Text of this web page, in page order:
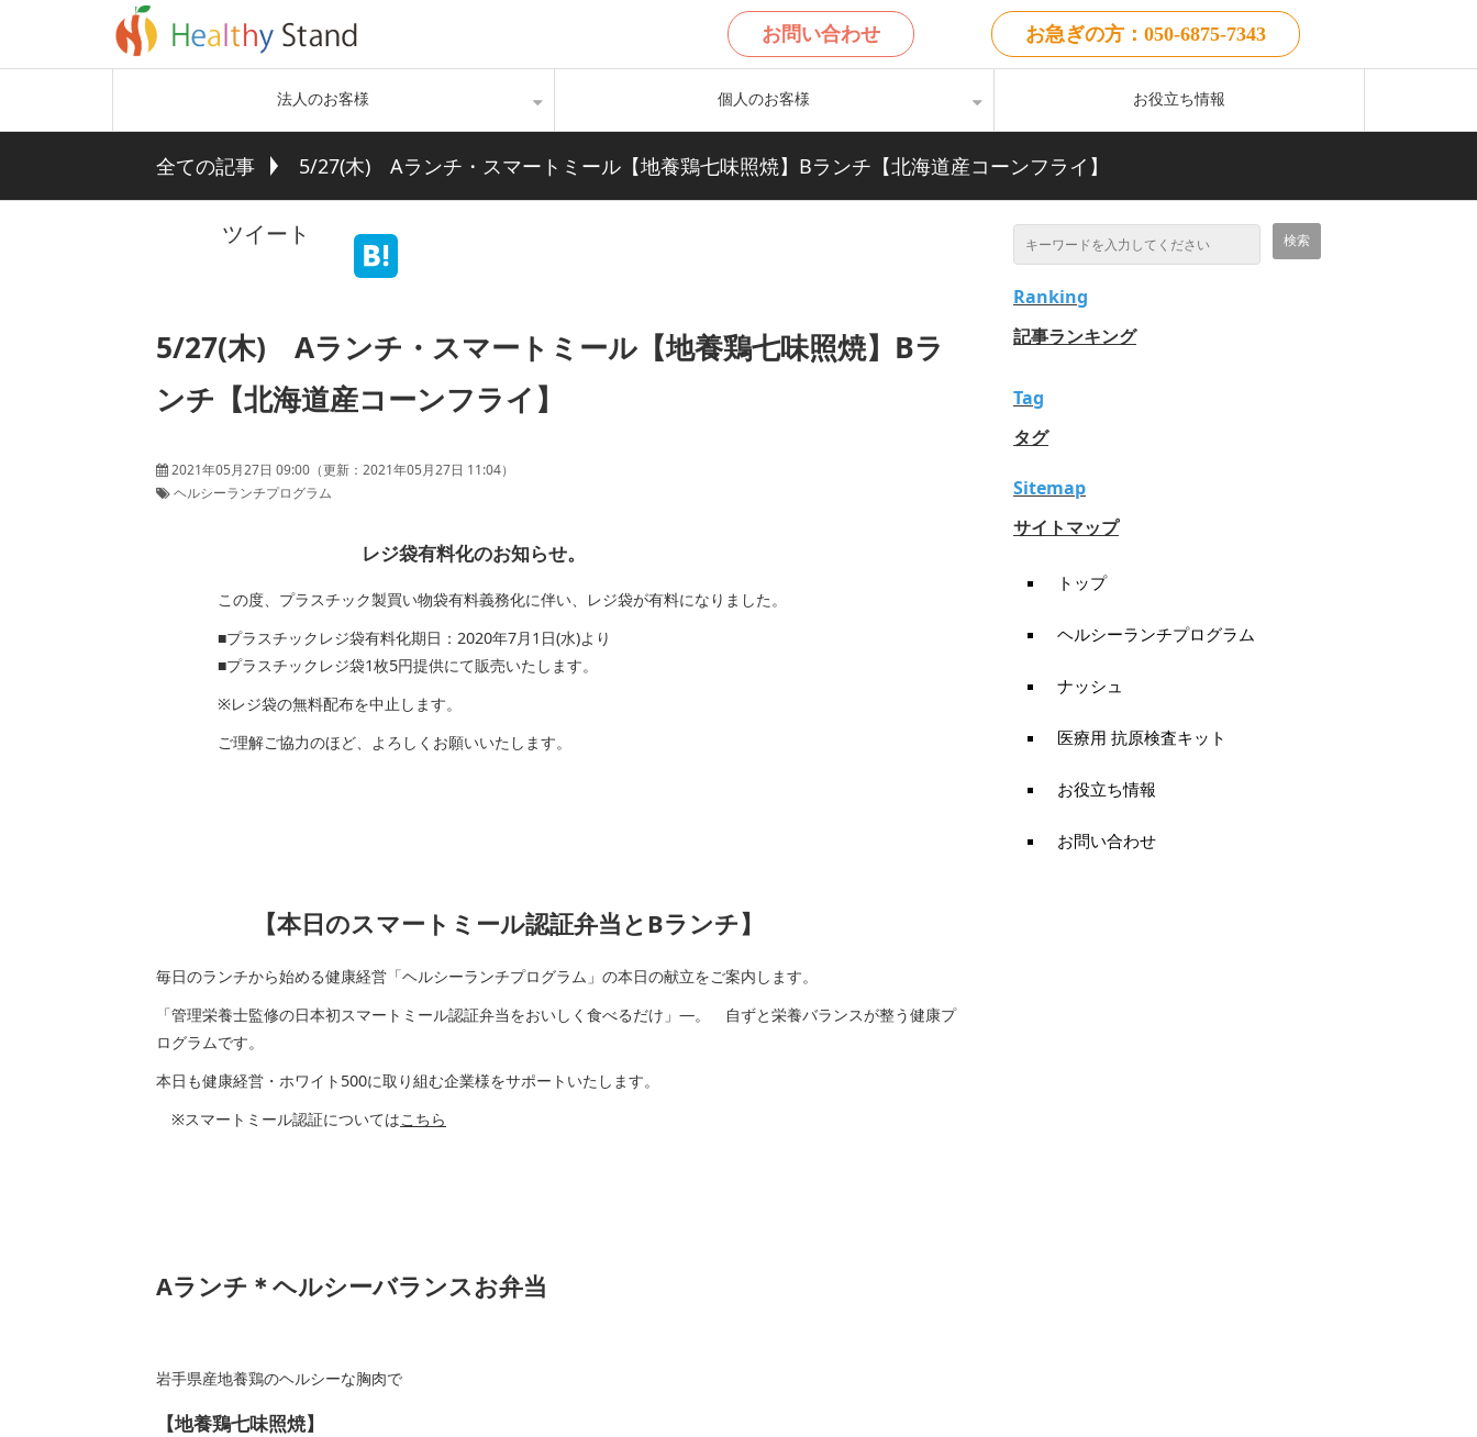
お問い合わせ お急ぎの方：050-6875-7343
法人のお客様 個人のお客様 お役立ち情報
全ての記事 5/27(木) Aランチ・スマートミール【地養鶏七味照焼】Bランチ【北海道産コーンフライ】
ツイート
5/27(木) Aランチ・スマートミール【地養鶏七味照焼】Bラ
ンチ【北海道産コーンフライ】
2021年05月27日 09:00 （更新： 2021年05月27日 11:04）
ヘルシーランチプログラム
レジ袋有料化のお知らせ。
この度、プラスチック製買い物袋有料義務化に伴い、レジ袋が有料になりました。
■プラスチックレジ袋有料化期日：2020年7月1日(水)より
■プラスチックレジ袋1枚5円提供にて販売いたします。
※レジ袋の無料配布を中止します。
ご理解ご協力のほど、よろしくお願いいたします。
【本日のスマートミール認証弁当とBランチ】
毎日のランチから始める健康経営「ヘルシーランチプログラム」の本日の献立をご案内します。
「管理栄養士監修の日本初スマートミール認証弁当をおいしく食べるだけ」―。 自ずと栄養バランスが整う健康プ
ログラムです。
本日も健康経営・ホワイト500に取り組む企業様をサポートいたします。
※スマートミール認証についてはこちら
Aランチ＊ヘルシーバランスお弁当
岩手県産地養鶏のヘルシーな胸肉で
【地養鶏七味照焼】
Ranking
記事ランキング
Tag
タグ
Sitemap
サイトマップ
トップ
ヘルシーランチプログラム
ナッシュ
医療用 抗原検査キット
お役立ち情報
お問い合わせ